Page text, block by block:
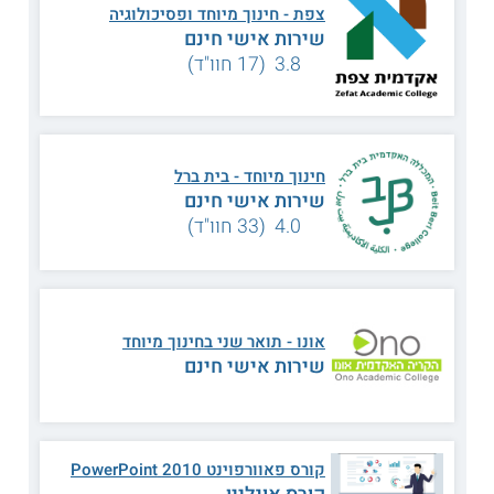
בין הנושאים אשר נלמדים במסגרת התכנית אפשר למנות:
תלמידים עם לקות
ליקויי למידה
מוגבלות שכלית
התפתחותית
מיומנויות ניהוליות
גישת האבחון הדינמי
הפרעות רגשיות
והתנהגותיות
התאמת תכניות
פסיכולוגיה של הילדות
והנעורים
בהוראה
צפת - חינוך מיוחד ופסיכולוגיה
שירות אישי חינם
3.8 (17 חוו"ד)
חינוך מיוחד - בית ברל
שירות אישי חינם
4.0 (33 חוו"ד)
אונו - תואר שני בחינוך מיוחד
שירות אישי חינם
קורס פאוורפוינט 2010 PowerPoint